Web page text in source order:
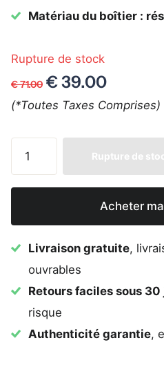
Matériau du boîtier :
Rupture de stock
€ 71.00 € 39.00
(*Toutes Taxes Comprises)
Rupture de
Acheter
Livraison gratuite,
ouvrables
Retours faciles sous 30
risque
Authenticité garantie,